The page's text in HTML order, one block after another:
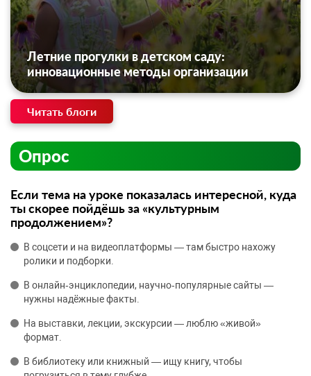
Летние прогулки в детском саду:
инновационные методы организации
Читать блоги
Опрос
Если тема на уроке показалась интересной, куда
ты скорее пойдёшь за «культурным
продолжением»?
В соцсети и на видеоплатформы — там быстро нахожу
ролики и подборки.
В онлайн‑энциклопедии, научно‑популярные сайты —
нужны надёжные факты.
На выставки, лекции, экскурсии — люблю «живой»
формат.
В библиотеку или книжный — ищу книгу, чтобы